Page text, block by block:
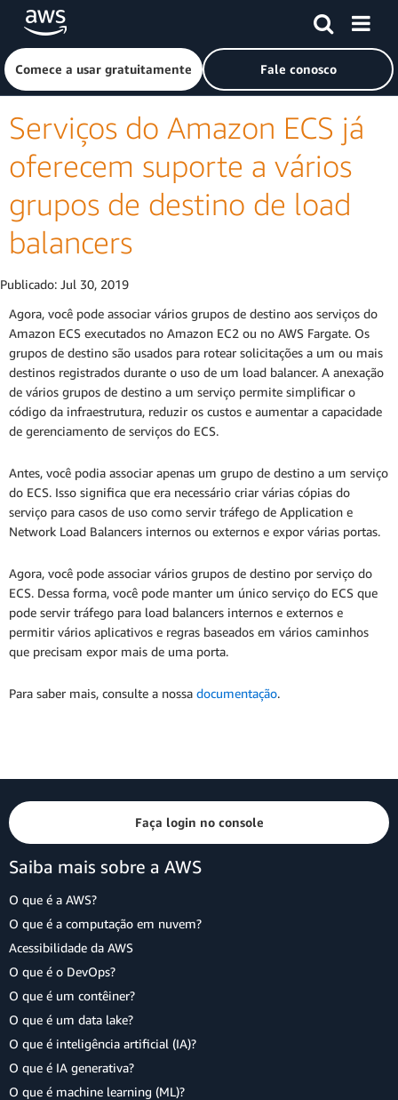
Pular para o conteúdo principal
Clique aqui para voltar à página inicial da Amazon Web
Comece a usar gratuitamente Fale conosco
Serviços do Amazon ECS já
oferecem suporte a vários
grupos de destino de load
balancers
Publicado: Jul 30, 2019
Agora, você pode associar vários grupos de destino aos serviços do
Amazon ECS executados no Amazon EC2 ou no AWS Fargate. Os
grupos de destino são usados para rotear solicitações a um ou mais
destinos registrados durante o uso de um load balancer. A anexação
de vários grupos de destino a um serviço permite simplificar o
código da infraestrutura, reduzir os custos e aumentar a capacidade
de gerenciamento de serviços do ECS.
Antes, você podia associar apenas um grupo de destino a um serviço
do ECS. Isso significa que era necessário criar várias cópias do
serviço para casos de uso como servir tráfego de Application e
Network Load Balancers internos ou externos e expor várias portas.
Agora, você pode associar vários grupos de destino por serviço do
ECS. Dessa forma, você pode manter um único serviço do ECS que
pode servir tráfego para load balancers internos e externos e
permitir vários aplicativos e regras baseados em vários caminhos
que precisam expor mais de uma porta.
Para saber mais, consulte a nossa documentação.
Faça login no console
Saiba mais sobre a AWS
O que é a AWS?
O que é a computação em nuvem?
Acessibilidade da AWS
O que é o DevOps?
O que é um contêiner?
O que é um data lake?
O que é inteligência artificial (IA)?
O que é IA generativa?
O que é machine learning (ML)?